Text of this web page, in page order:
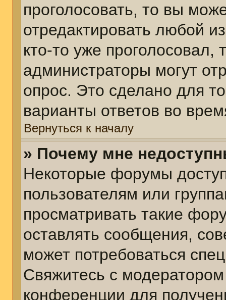
проголосовать, то вы
отредактировать любой
кто-то уже
администраторы могут
опрос. Это сделано для
варианты ответов во
Вернуться к началу
» Почему мне
Некоторые форумы
пользователям или
просматривать такие
оставлять сообщения,
может потребоваться
Свяжитесь с
конференции для